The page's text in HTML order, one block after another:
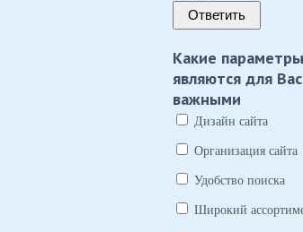
Ответить
Какие
являются для
важными
Дизайн сайта
Организация сайта
Удобство поиска
Широкий